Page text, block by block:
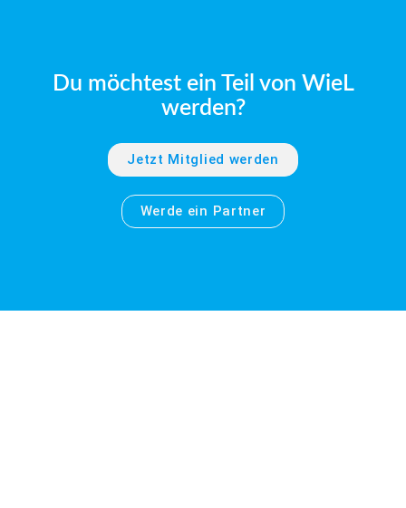
Du möchtest ein Teil von WieL
werden?
Jetzt Mitglied werden
Werde ein Partner